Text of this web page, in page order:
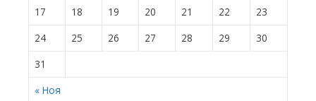
« Ноя
17
18 19 20 21 22
23
24
25 26 27 28 29
30
31